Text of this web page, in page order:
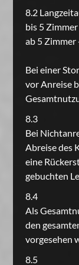
8.2
bis 5
ab 5
Bei einer
vor Anreise
8.3
Bei
Abreise des
eine
gebuchten
8.4
Als
den
vorgesehen
8.5